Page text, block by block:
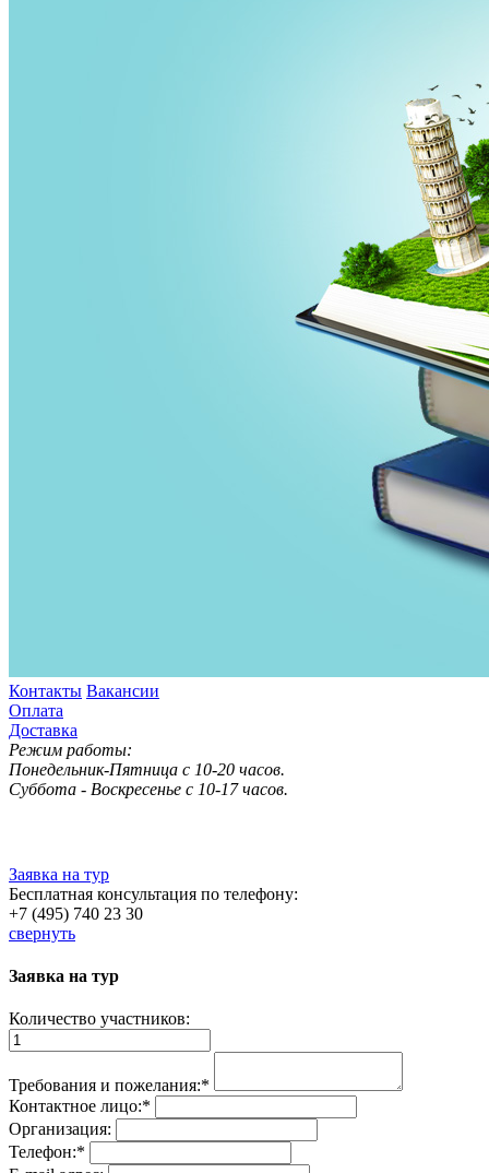
Контакты Вакансии
Оплата
Доставка
Режим работы:
Понедельник-Пятница с 10-20 часов.
Суббота - Воскресенье с 10-17 часов.
Заявка на тур
Бесплатная консультация по телефону:
+7 (495) 740 23 30
свернуть
Заявка на тур
Количество участников:
Требования и пожелания:*
Контактное лицо:*
Организация:
Телефон:*